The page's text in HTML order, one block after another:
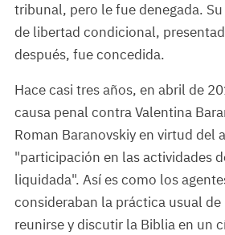
tribunal, pero le fue denegada.
de libertad condicional,
después, fue concedida.
Hace casi tres años, en abril de
causa penal contra Valentina
Roman Baranovskiy en virtud del
"participación en las actividades
liquidada". Así es como los
consideraban la práctica usual
reunirse y discutir la Biblia en un